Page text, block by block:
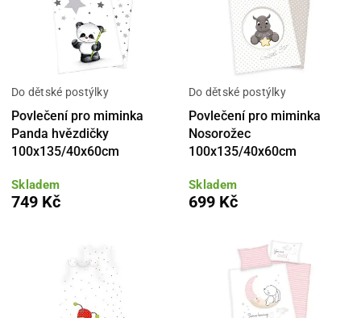
Do dětské postýlky
Povlečení pro miminka
Panda hvězdičky
100x135/40x60cm
Skladem
749 Kč
Do dětské postýlky
Povlečení pro miminka
Nosorožec
100x135/40x60cm
Skladem
699 Kč